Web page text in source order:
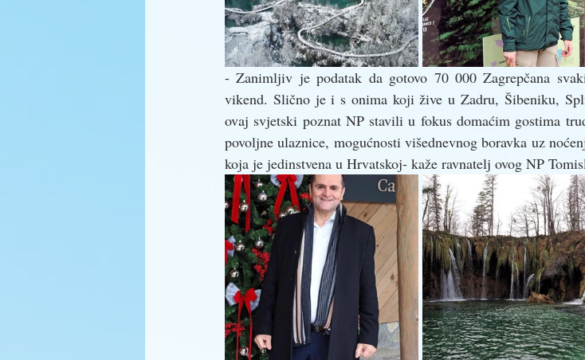
- Zanimljiv je podatak da gotovo 70 000 Zagrepčana
vikend. Slično je i s onima koji žive u Zadru, Šibeniku,
ovaj svjetski poznat NP stavili u fokus domaćim gostima
povoljne ulaznice, mogućnosti višednevnog boravka uz
koja je jedinstvena u Hrvatskoj- kaže ravnatelj ovog NP